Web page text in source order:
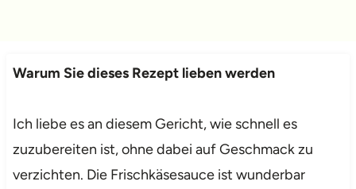
Warum Sie dieses Rezept lieben werden
Ich liebe es an diesem Gericht, wie schnell es
zuzubereiten ist, ohne dabei auf Geschmack zu
verzichten. Die Frischkäsesauce ist wunderbar